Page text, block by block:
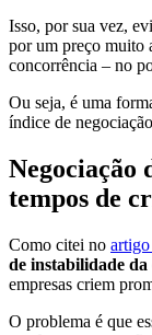
Isso, por sua vez,
por um preço muito
concorrência – no
Ou seja, é uma
índice de
Negociação
tempos de
Como citei no artigo
de instabilidade da
empresas criem
O problema é que